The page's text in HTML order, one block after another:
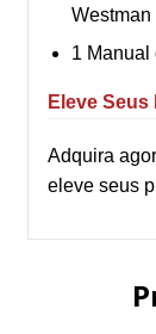
Westman
1 Manual
Eleve
Adquira
eleve seus